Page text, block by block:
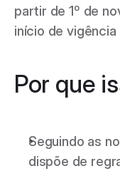
partir de 1º de
início de
Por que
Seguindo as
dispõe de